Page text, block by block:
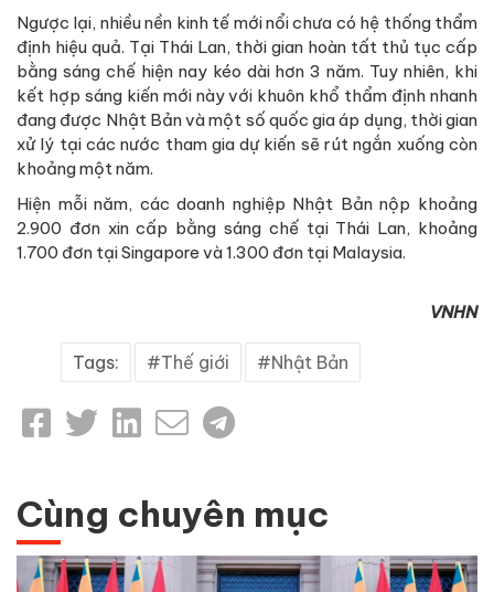
Ngược lại, nhiều nền kinh tế mới nổi chưa có hệ thống thẩm
định hiệu quả. Tại Thái Lan, thời gian hoàn tất thủ tục cấp
bằng sáng chế hiện nay kéo dài hơn 3 năm. Tuy nhiên, khi
kết hợp sáng kiến mới này với khuôn khổ thẩm định nhanh
đang được Nhật Bản và một số quốc gia áp dụng, thời gian
xử lý tại các nước tham gia dự kiến sẽ rút ngắn xuống còn
khoảng một năm.
Hiện mỗi năm, các doanh nghiệp Nhật Bản nộp khoảng
2.900 đơn xin cấp bằng sáng chế tại Thái Lan, khoảng
1.700 đơn tại Singapore và 1.300 đơn tại Malaysia.
VNHN
Tags: Thế giới Nhật Bản
Cùng chuyên mục